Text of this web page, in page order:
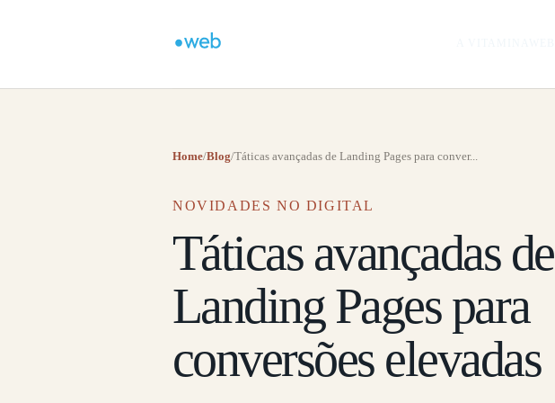
Home/Blog/Táticas avançadas de Landing Pages para conver...
NOVIDADES NO DIGITAL
Táticas avançadas de
Landing Pages para
conversões elevadas